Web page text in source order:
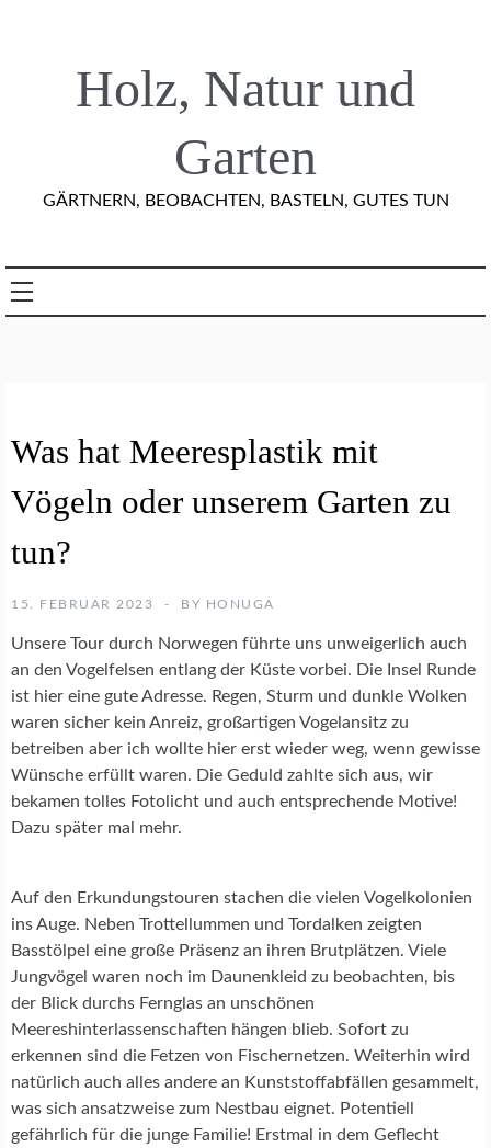
Holz, Natur und
Garten
GÄRTNERN, BEOBACHTEN, BASTELN, GUTES TUN
R
E
N
C
U
Z
N
A
T
U
R
O
G
R
A
F
E
W
E
Was hat Meeresplastik mit
Vögeln oder unserem Garten zu
tun?
15. FEBRUAR 2023 BY HONUGA
Unsere Tour durch Norwegen führte uns unweigerlich auch
an den Vogelfelsen entlang der Küste vorbei. Die Insel Runde
ist hier eine gute Adresse. Regen, Sturm und dunkle Wolken
waren sicher kein Anreiz, großartigen Vogelansitz zu
betreiben aber ich wollte hier erst wieder weg, wenn gewisse
Wünsche erfüllt waren. Die Geduld zahlte sich aus, wir
bekamen tolles Fotolicht und auch entsprechende Motive!
Dazu später mal mehr.
Auf den Erkundungstouren stachen die vielen Vogelkolonien
ins Auge. Neben Trottellummen und Tordalken zeigten
Basstölpel eine große Präsenz an ihren Brutplätzen. Viele
Jungvögel waren noch im Daunenkleid zu beobachten, bis
der Blick durchs Fernglas an unschönen
Meereshinterlassenschaften hängen blieb. Sofort zu
erkennen sind die Fetzen von Fischernetzen. Weiterhin wird
natürlich auch alles andere an Kunststoffabfällen gesammelt,
was sich ansatzweise zum Nestbau eignet. Potentiell
gefährlich für die junge Familie! Erstmal in dem Geflecht